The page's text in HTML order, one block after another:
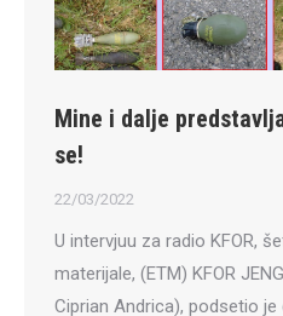
Mine i dalje
se!
22/03/2022
U intervjuu za radio KFOR,
materijale, (ETM) KFOR
Ciprian Andrica), podsetio